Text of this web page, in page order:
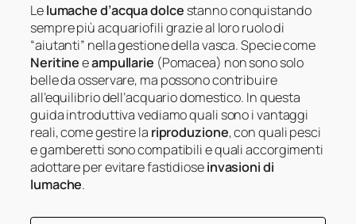
Lelumache d’acqua dolce stanno conquistando
sempre più acquariofili grazie al loro ruolo di
“aiutanti” nella gestione della vasca. Specie come
Neritineeampullarie (Pomacea) non sono solo
belle da osservare, ma possono contribuire
all’equilibrio dell’acquario domestico. In questa
guida introduttiva vediamo quali sono i vantaggi
reali, come gestire la riproduzione, con quali pesci
e gamberetti sono compatibili e quali accorgimenti
adottare per evitare fastidioseinvasioni di
lumache.